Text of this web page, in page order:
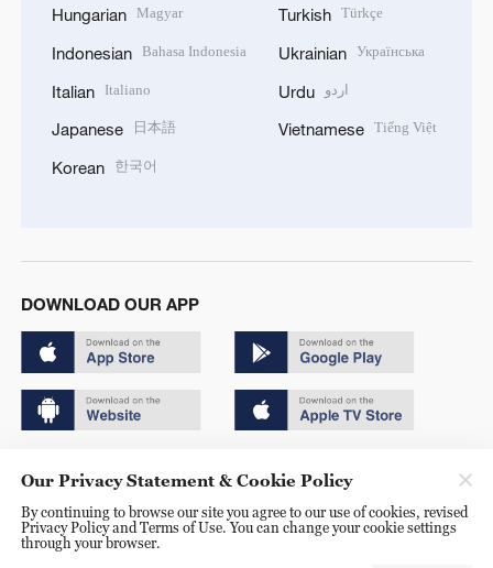
Hungarian Magyar
Indonesian Bahasa Indonesia
Italian Italiano
Japanese 日本語
Korean 한국어
Turkish Türkçe
Ukrainian Українська
Urdu اردو
Vietnamese Tiếng Việt
DOWNLOAD OUR APP
京ICP备20000184号
京公网安备 11010502050052号
Our Privacy Statement & Cookie Policy
By continuing to browse our site you agree to our use of cookies, revised
Privacy Policy and Terms of Use. You can change your cookie settings
through your browser.